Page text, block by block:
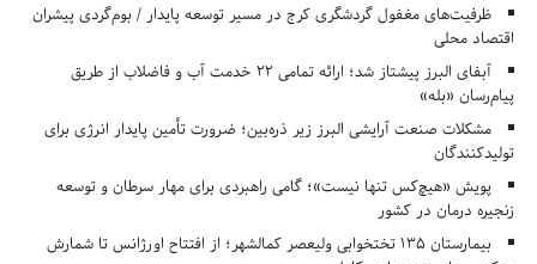
ظرفیت‌های مغفول گردشگری کرج در مسیر توسعه پایدار / بوم‌گردی پیشران
اقتصاد محلی
آبفای البرز پیشتاز شد؛ ارائه تمامی ۲۲ خدمت آب و فاضلاب از طریق
پیام‌رسان «بله»
مشکلات صنعت آرایشی البرز زیر ذره‌بین؛ ضرورت تأمین پایدار انرژی برای
تولیدکنندگان
پویش «هیچ‌کس تنها نیست»؛ گامی راهبردی برای مهار سرطان و توسعه
زنجیره درمان در کشور
بیمارستان ۱۳۵ تختخوابی ولیعصر کمالشهر؛ از افتتاح اورژانس تا شمارش